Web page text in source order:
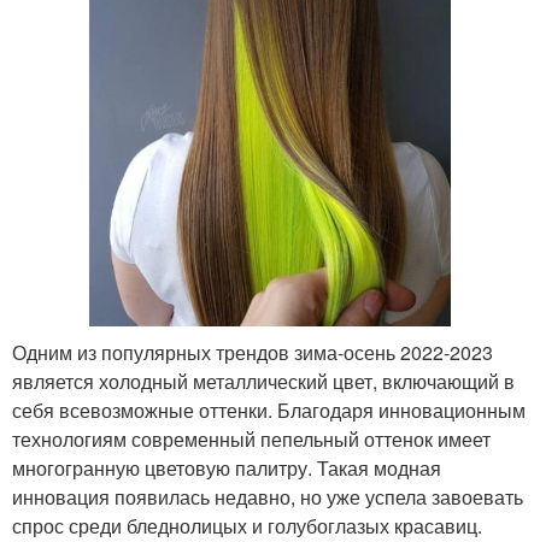
Одним из популярных трендов зима-осень 2022-2023
является холодный металлический цвет, включающий в
себя всевозможные оттенки. Благодаря инновационным
технологиям современный пепельный оттенок имеет
многогранную цветовую палитру. Такая модная
инновация появилась недавно, но уже успела завоевать
спрос среди бледнолицых и голубоглазых красавиц.